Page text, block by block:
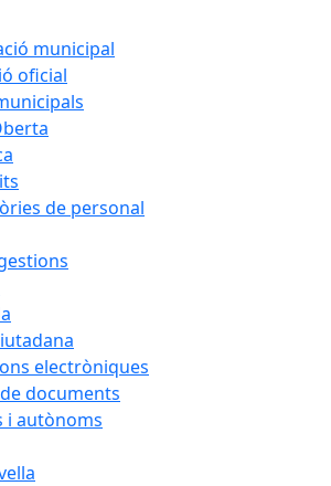
municipal
oficial
de personal
electròniques
documents
i autònoms